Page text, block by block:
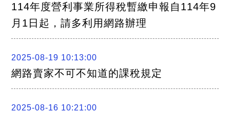
114年度營利事業所得稅暫繳申報自114年9
月1日起，請多利用網路辦理
2025-08-19 10:13:00
網路賣家不可不知道的課稅規定
2025-08-16 10:21:00